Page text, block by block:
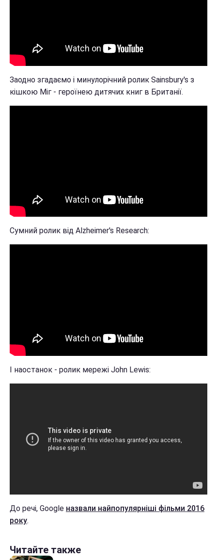
Заодно згадаємо і минулорічний ролик Sainsbury's з
кішкою Міг - героїнею дитячих книг в Британії.
Сумний ролик від Alzheimer's Research:
І наостанок - ролик мережі John Lewis:
До речі, Google назвали найпопулярніші фільми 2016
року.
Читайте также